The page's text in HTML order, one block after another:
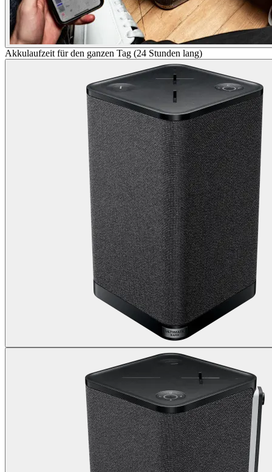
Akkulaufzeit für den ganzen Tag (24 Stunden lang)